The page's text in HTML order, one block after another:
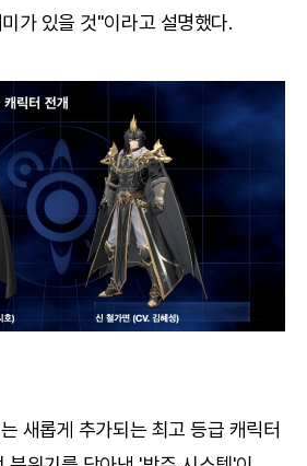
가 있을 것"이라고 설명했다.
새롭게 추가되는 최고 등급 캐릭터